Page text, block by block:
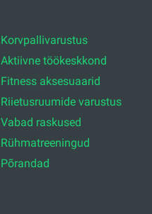
Korvpallivarustus
Aktiivne töökeskkond
Fitness aksesuaarid
Riietusruumide varustus
Vabad raskused
Rühmatreeningud
Põrandad